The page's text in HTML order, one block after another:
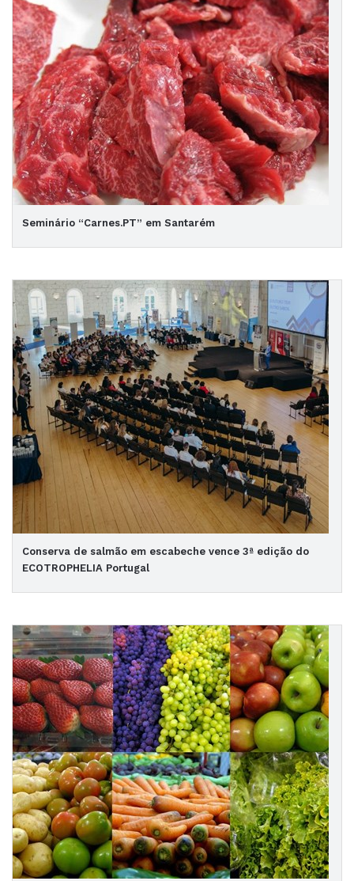
Seminário “Carnes.PT” em Santarém
Conserva de salmão em escabeche vence 3ª edição do
ECOTROPHELIA Portugal